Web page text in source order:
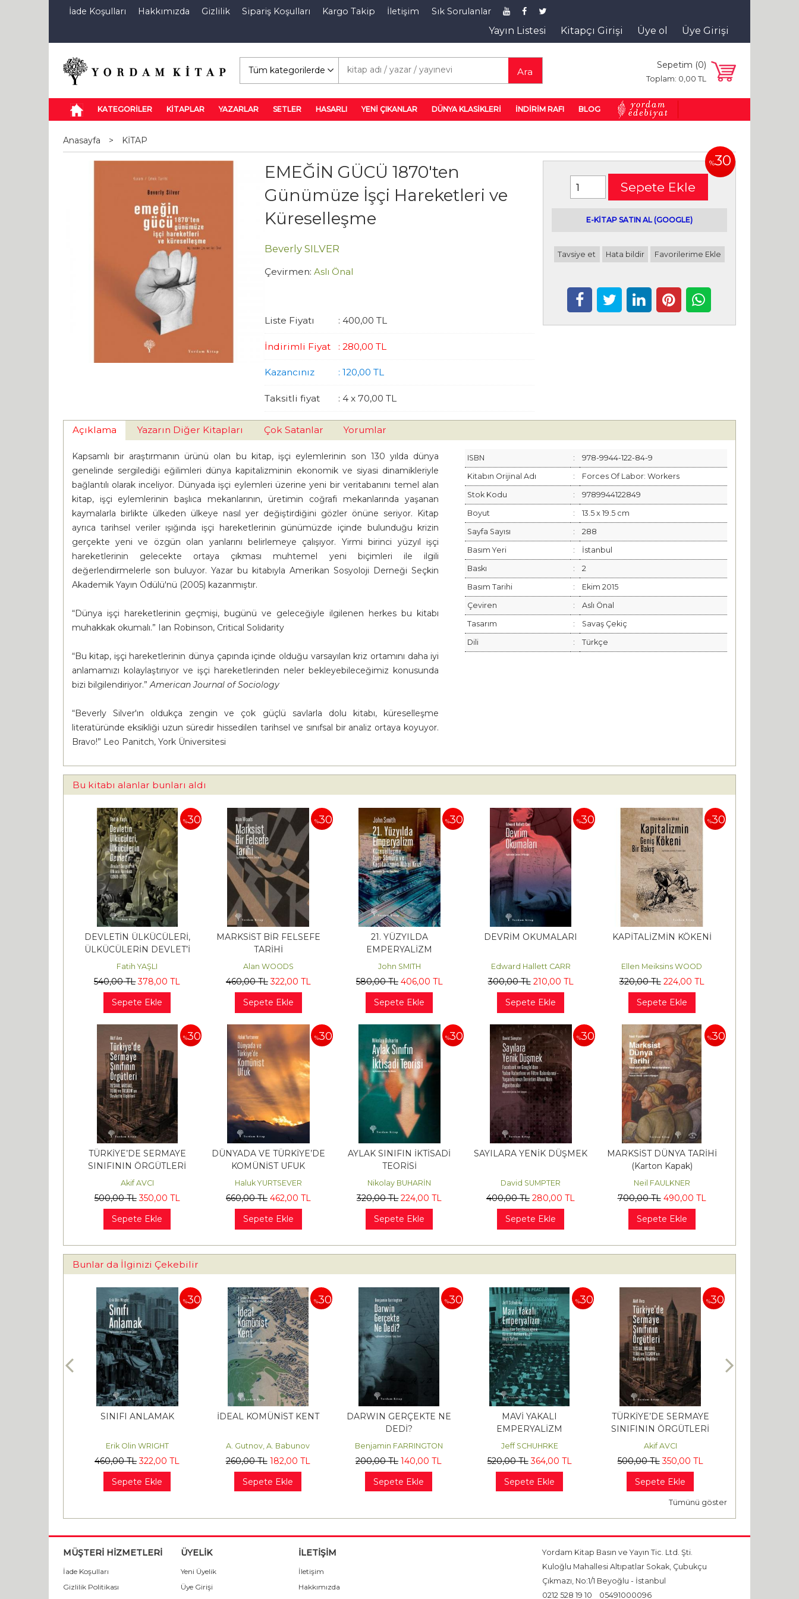
İade Koşulları Hakkımızda Gizlilik Sipariş Koşulları Kargo Takip İletişim Sık Sorulanlar
Yayın Listesi Kitapçı Girişi Üye ol Üye Girişi
Ara
Sepetim (0)
Toplam: 0,00 TL
KATEGORİLER KİTAPLAR YAZARLAR SETLER HASARLI YENİ ÇIKANLAR DÜNYA KLASİKLERİ İNDİRİM RAFI BLOG
Anasayfa > KİTAP
EMEĞİN GÜCÜ 1870'ten
Günümüze İşçi Hareketleri ve
Küreselleşme
Beverly SILVER
Çevirmen: Aslı Önal
Liste Fiyatı :400,00 TL
İndirimli Fiyat :280,00 TL
Kazancınız :120,00 TL
Taksitli fiyat :4 x70,00 TL
%30
Sepete Ekle
E-KİTAP SATIN AL (GOOGLE)
Tavsiye et Hata bildir Favorilerime Ekle
Açıklama Yazarın Diğer Kitapları Çok Satanlar Yorumlar
Kapsamlı bir araştırmanın ürünü olan bu kitap, işçi eylemlerinin son 130 yılda dünya
genelinde sergilediği eğilimleri dünya kapitalizminin ekonomik ve siyasi dinamikleriyle
bağlantılı olarak inceliyor. Dünyada işçi eylemleri üzerine yeni bir veritabanını temel alan
kitap, işçi eylemlerinin başlıca mekanlarının, üretimin coğrafi mekanlarında yaşanan
kaymalarla birlikte ülkeden ülkeye nasıl yer değiştirdiğini gözler önüne seriyor. Kitap
ayrıca tarihsel veriler ışığında işçi hareketlerinin günümüzde içinde bulunduğu krizin
gerçekte yeni ve özgün olan yanlarını belirlemeye çalışıyor. Yirmi birinci yüzyıl işçi
hareketlerinin gelecekte ortaya çıkması muhtemel yeni biçimleri ile ilgili
değerlendirmelerle son buluyor. Yazar bu kitabıyla Amerikan Sosyoloji Derneği Seçkin
Akademik Yayın Ödülü'nü (2005) kazanmıştır.
“Dünya işçi hareketlerinin geçmişi, bugünü ve geleceğiyle ilgilenen herkes bu kitabı
muhakkak okumalı.” Ian Robinson, Critical Solidarity
“Bu kitap, işçi hareketlerinin dünya çapında içinde olduğu varsayılan kriz ortamını daha iyi
anlamamızı kolaylaştırıyor ve işçi hareketlerinden neler bekleyebileceğimiz konusunda
bizi bilgilendiriyor.”American Journal of Sociology
“Beverly Silver'ın oldukça zengin ve çok güçlü savlarla dolu kitabı, küreselleşme
literatüründe eksikliği uzun süredir hissedilen tarihsel ve sınıfsal bir analiz ortaya koyuyor.
Bravo!” Leo Panitch, York Üniversitesi
ISBN : 978-9944-122-84-9
Kitabın Orijinal Adı : Forces Of Labor: Workers
Stok Kodu : 9789944122849
Boyut : 13.5 x 19.5 cm
Sayfa Sayısı : 288
Basım Yeri : İstanbul
Baskı : 2
Basım Tarihi : Ekim 2015
Çeviren : Aslı Önal
Tasarım : Savaş Çekiç
Dili : Türkçe
Bu kitabı alanlar bunları aldı
%30
DEVLETİN ÜLKÜCÜLERİ,
ÜLKÜCÜLERİN DEVLET’İ
Fatih YAŞLI
540,00TL 378,00 TL
Sepete Ekle
%30
MARKSİST BİR FELSEFE
TARİHİ
Alan WOODS
460,00TL 322,00 TL
Sepete Ekle
%30
21. YÜZYILDA
EMPERYALİZM
John SMITH
580,00TL 406,00 TL
Sepete Ekle
%30
DEVRİM OKUMALARI
Edward Hallett CARR
300,00TL 210,00 TL
Sepete Ekle
%30
KAPİTALİZMİN KÖKENİ
Ellen Meiksins WOOD
320,00TL 224,00 TL
Sepete Ekle
%30
TÜRKİYE’DE SERMAYE
SINIFININ ÖRGÜTLERİ
Akif AVCI
500,00TL 350,00 TL
Sepete Ekle
%30
DÜNYADA VE TÜRKİYE’DE
KOMÜNİST UFUK
Haluk YURTSEVER
660,00TL 462,00 TL
Sepete Ekle
%30
AYLAK SINIFIN İKTİSADİ
TEORİSİ
Nikolay BUHARİN
320,00TL 224,00 TL
Sepete Ekle
%30
SAYILARA YENİK DÜŞMEK
David SUMPTER
400,00TL 280,00 TL
Sepete Ekle
%30
MARKSİST DÜNYA TARİHİ
(Karton Kapak)
Neandertallerden
Neil FAULKNER
700,00TL 490,00 TL
Sepete Ekle
Bunlar da İlginizi Çekebilir
%30
SINIFI ANLAMAK
Erik Olin WRIGHT
460,00TL 322,00 TL
Sepete Ekle
%30
İDEAL KOMÜNİST KENT
A. Gutnov, A. Babunov
260,00TL 182,00 TL
Sepete Ekle
%30
DARWIN GERÇEKTE NE
DEDİ?
Benjamin FARRINGTON
200,00TL 140,00 TL
Sepete Ekle
%30
MAVİ YAKALI
EMPERYALİZM
Jeff SCHUHRKE
520,00TL 364,00 TL
Sepete Ekle
%30
TÜRKİYE’DE SERMAYE
SINIFININ ÖRGÜTLERİ
Akif AVCI
500,00TL 350,00 TL
Sepete Ekle
Tümünü göster
MÜŞTERİ HİZMETLERİ
İade Koşulları
Gizlilik Politikası
ÜYELİK
Yeni Üyelik
Üye Girişi
İLETİŞİM
İletişim
Hakkımızda
Yordam Kitap Basın ve Yayın Tic. Ltd. Şti.
Kuloğlu Mahallesi Altıpatlar Sokak, Çubukçu
Çıkmazı, No:1/1 Beyoğlu - İstanbul
0212 528 19 10
05491000096